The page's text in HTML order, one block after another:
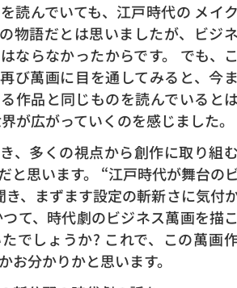
読んでいても、江戸時代の メイ
物語だとは思いましたが、ビジ
ならなかったからです。 でも、
び萬画に目を通してみると、今
作品と同じものを読んでいると
が広がっていくのを感じました。
、多くの視点から創作に取り組
と思います。 “江戸時代が舞台の
き、まずます設定の斬新さに気付
て、時代劇のビジネス萬画を描
でしょうか? これで、この萬画
お分かりかと思います。